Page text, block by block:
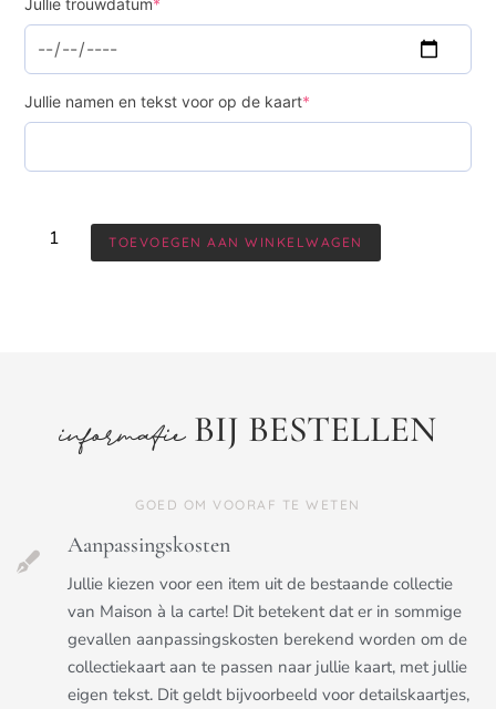
Jullie namen en tekst voor op de kaart*
TOEVOEGEN AAN WINKELWAGEN
informatieBIJ BESTELLEN
GOED OM VOORAF TE WETEN
Aanpassingskosten
Jullie kiezen voor een item uit de bestaande collectie
van Maison à la carte! Dit betekent dat er in sommige
gevallen aanpassingskosten berekend worden om de
collectiekaart aan te passen naar jullie kaart, met jullie
eigen tekst. Dit geldt bijvoorbeeld voor detailskaartjes,